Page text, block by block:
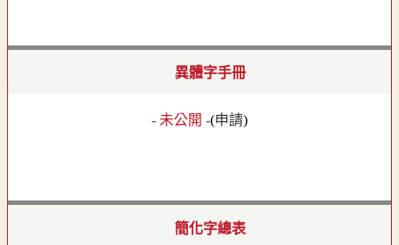
異體字手冊
- 未公開 -(申請)
簡化字總表